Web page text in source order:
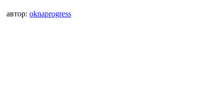
автор: oknaprogress